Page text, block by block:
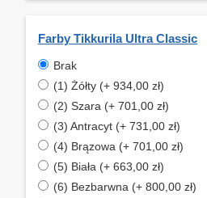
Farby Tikkurila Ultra Classic
Brak
(1) Żółty (+ 934,00 zł)
(2) Szara (+ 701,00 zł)
(3) Antracyt (+ 731,00 zł)
(4) Brązowa (+ 701,00 zł)
(5) Biała (+ 663,00 zł)
(6) Bezbarwna (+ 800,00 zł)